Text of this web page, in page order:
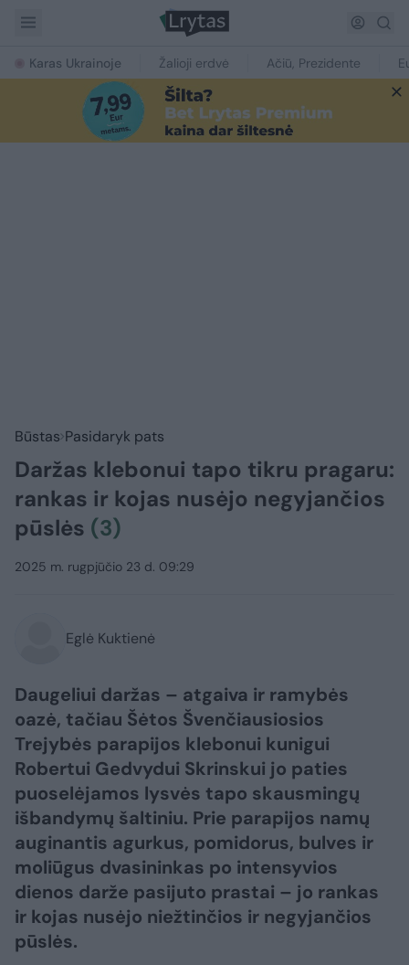
Karas Ukrainoje Žalioji erdvė Ačiū, Prezidente
Būstas Pasidaryk pats
Daržas klebonui tapo tikru pragaru:
rankas ir kojas nusėjo negyjančios
pūslės (3)
2025 m. rugpjūčio 23 d. 09:29
Eglė Kuktienė
Daugeliui daržas – atgaiva ir ramybės
oazė, tačiau Šėtos Švenčiausiosios
Trejybės parapijos klebonui kunigui
Robertui Gedvydui Skrinskui jo paties
puoselėjamos lysvės tapo skausmingų
išbandymų šaltiniu. Prie parapijos namų
auginantis agurkus, pomidorus, bulves ir
moliūgus dvasininkas po intensyvios
dienos darže pasijuto prastai – jo rankas
ir kojas nusėjo niežtinčios ir negyjančios
pūslės.